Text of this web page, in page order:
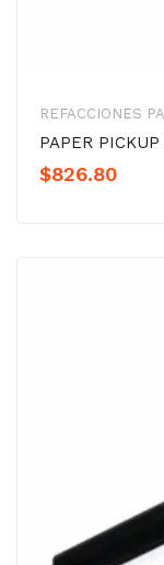
REFACCIONES
PAPER
$826.80